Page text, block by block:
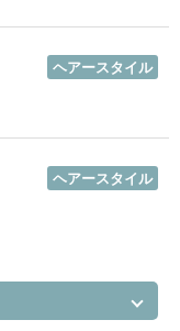
ヘアースタイル
ヘアースタイル